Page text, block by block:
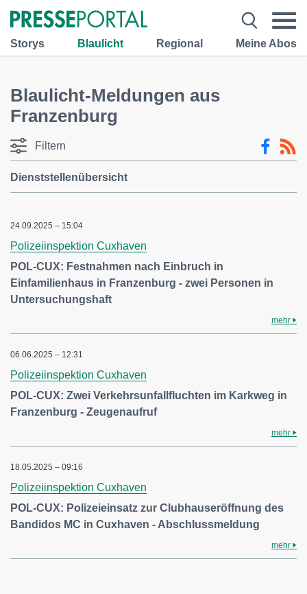
Storys Blaulicht Regional Meine Abos
Blaulicht-Meldungen aus
Franzenburg
Filtern
Dienststellenübersicht
24.09.2025 – 15:04
Polizeiinspektion Cuxhaven
POL-CUX: Festnahmen nach Einbruch in
Einfamilienhaus in Franzenburg - zwei Personen in
Untersuchungshaft
mehr
06.06.2025 – 12:31
Polizeiinspektion Cuxhaven
POL-CUX: Zwei Verkehrsunfallfluchten im Karkweg in
Franzenburg - Zeugenaufruf
mehr
18.05.2025 – 09:16
Polizeiinspektion Cuxhaven
POL-CUX: Polizeieinsatz zur Clubhauseröffnung des
Bandidos MC in Cuxhaven - Abschlussmeldung
mehr